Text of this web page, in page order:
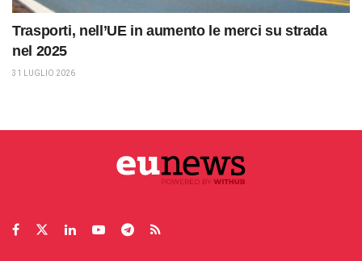
Trasporti, nell’UE in aumento le merci su strada
nel 2025
31 LUGLIO 2026